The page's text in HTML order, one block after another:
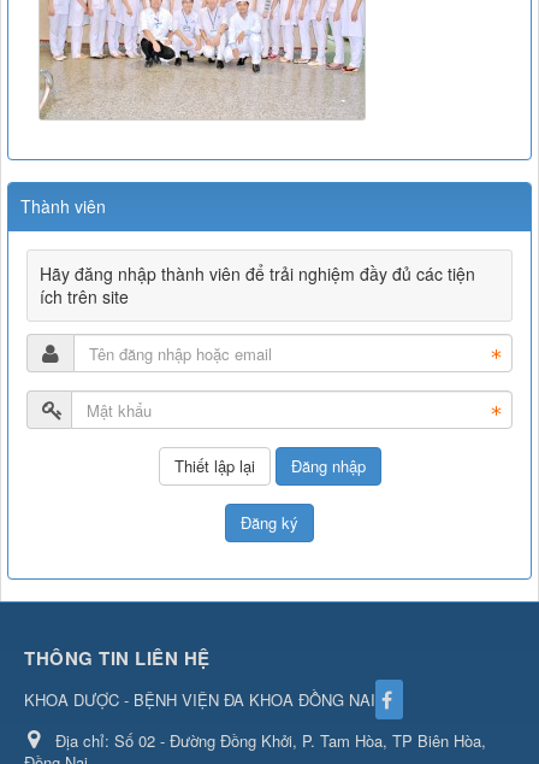
Thành viên
Hãy đăng nhập thành viên để trải nghiệm đầy đủ các tiện
ích trên site
Đăng nhập
Đăng ký
THÔNG TIN LIÊN HỆ
KHOA DƯỢC - BỆNH VIỆN ĐA KHOA ĐỒNG NAI
Địa chỉ: Số 02 - Đường Đồng Khởi, P. Tam Hòa, TP Biên Hòa,